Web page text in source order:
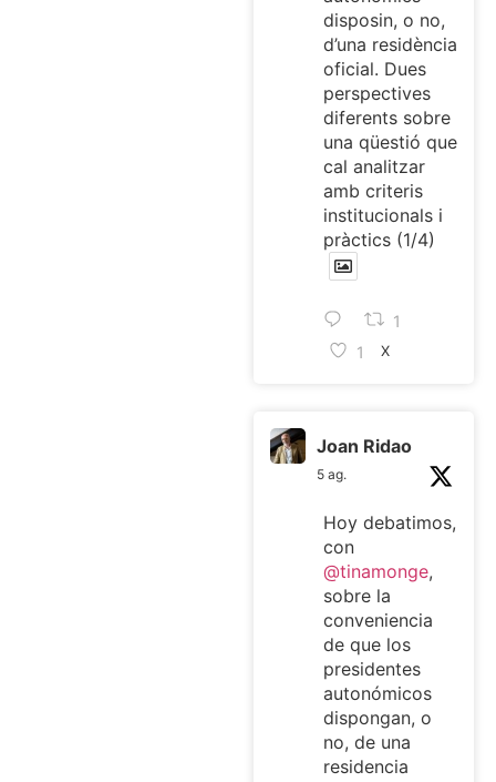
disposin, o no,
d’una residència
oficial. Dues
perspectives
diferents sobre
una qüestió que
cal analitzar
amb criteris
institucionals i
pràctics (1/4)
1
1
X
Joan Ridao
5 ag.
Hoy debatimos,
con
@tinamonge,
sobre la
conveniencia
de que los
presidentes
autonómicos
dispongan, o
no, de una
residencia